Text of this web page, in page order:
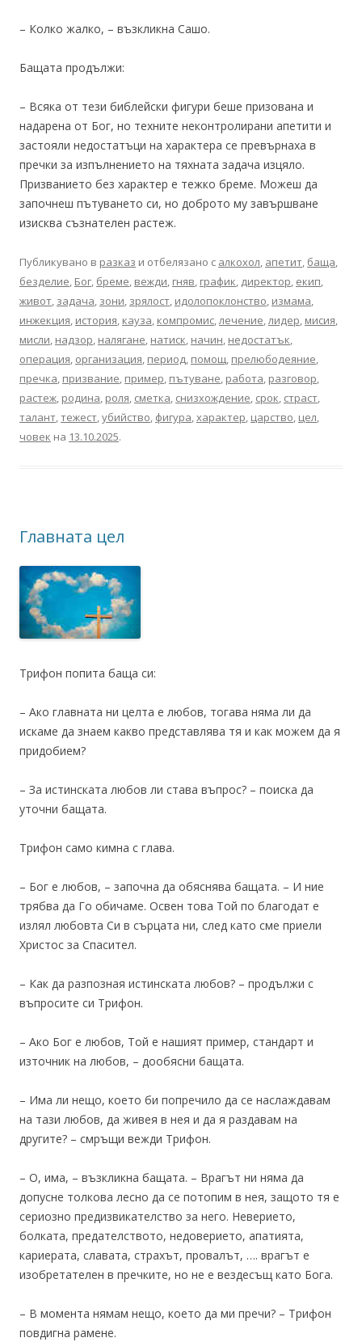
– Колко жалко, – възкликна Сашо.
Бащата продължи:
– Всяка от тези библейски фигури беше призована и
надарена от Бог, но техните неконтролирани апетити и
застояли недостатъци на характера се превърнаха в
пречки за изпълнението на тяхната задача изцяло.
Призванието без характер е тежко бреме. Можеш да
започнеш пътуването си, но доброто му завършване
изисква съзнателен растеж.
Публикувано в разказ и отбелязано с алкохол, апетит, баща,
безделие, Бог, бреме, вежди, гняв, график, директор, екип,
живот, задача, зони, зрялост, идолопоклонство, измама,
инжекция, история, кауза, компромис,лечение,лидер, мисия,
мисли, надзор, налягане, натиск, начин, недостатък,
операция, организация, период, помощ, прелюбодеяние,
пречка, призвание, пример, пътуване, работа, разговор,
растеж, родина, роля, сметка, снизхождение, срок, страст,
талант,тежест,убийство, фигура,характер, царство, цел,
човек на 13.10.2025.
Главната цел
Трифон попита баща си:
– Ако главната ни целта е любов, тогава няма ли да
искаме да знаем какво представлява тя и как можем да я
придобием?
– За истинската любов ли става въпрос? – поиска да
уточни бащата.
Трифон само кимна с глава.
– Бог е любов, – започна да обяснява бащата. – И ние
трябва да Го обичаме. Освен това Той по благодат е
излял любовта Си в сърцата ни, след като сме приели
Христос за Спасител.
– Как да разпозная истинската любов? – продължи с
въпросите си Трифон.
– Ако Бог е любов, Той е нашият пример, стандарт и
източник на любов, – дообясни бащата.
– Има ли нещо, което би попречило да се наслаждавам
на тази любов, да живея в нея и да я раздавам на
другите? – смръщи вежди Трифон.
– О, има, – възкликна бащата. – Врагът ни няма да
допусне толкова лесно да се потопим в нея, защото тя е
сериозно предизвикателство за него. Неверието,
болката, предателството, недоверието, апатията,
кариерата, славата, страхът, провалът, …. врагът е
изобретателен в пречките, но не е вездесъщ като Бога.
– В момента нямам нещо, което да ми пречи? – Трифон
повдигна рамене.